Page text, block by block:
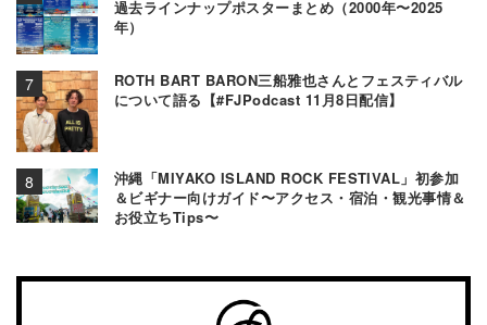
過去ラインナップポスターまとめ（2000年〜2025
年）
ROTH BART BARON三船雅也さんとフェスティバル
について語る【#FJPodcast 11月8日配信】
沖縄「MIYAKO ISLAND ROCK FESTIVAL」初参加
＆ビギナー向けガイド〜アクセス・宿泊・観光事情＆
お役立ちTips〜